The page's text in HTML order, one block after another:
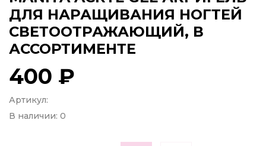
ДЛЯ НАРАЩИВАНИЯ НОГТЕЙ
СВЕТООТРАЖАЮЩИЙ, В
АССОРТИМЕНТЕ
400 ₽
Артикул:
В наличии: 0